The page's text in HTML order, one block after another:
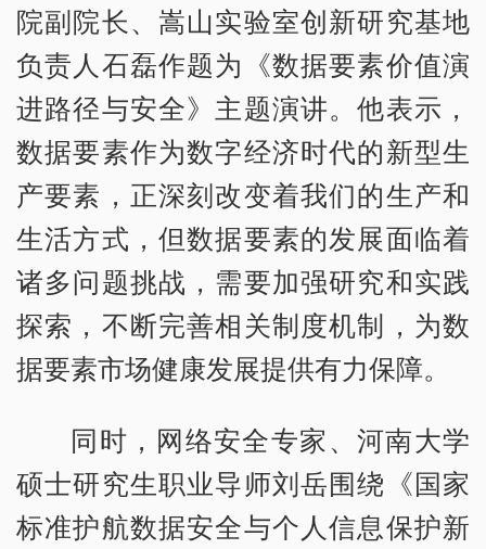
院副院长、嵩山实验室创新研究基地
负责人石磊作题为《数据要素价值演
进路径与安全》主题演讲。他表示，
数据要素作为数字经济时代的新型生
产要素，正深刻改变着我们的生产和
生活方式，但数据要素的发展面临着
诸多问题挑战，需要加强研究和实践
探索，不断完善相关制度机制，为数
据要素市场健康发展提供有力保障。
同时，网络安全专家、河南大学
硕士研究生职业导师刘岳围绕《国家
标准护航数据安全与个人信息保护新